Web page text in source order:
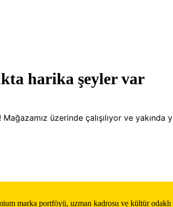
harika şeyler var
üzerinde çalışılıyor ve yakında
marka portföyü, uzman kadrosu ve kültür odaklı